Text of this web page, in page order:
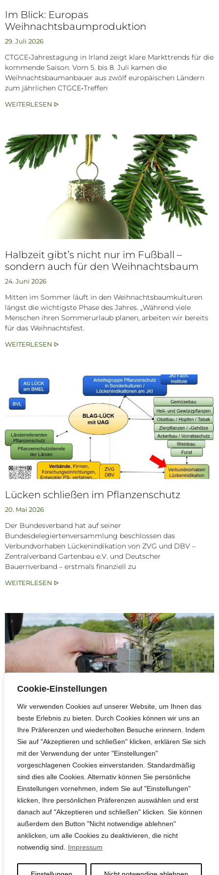
Cookie-Einstellungen
Wir verwenden Cookies auf unserer Website, um Ihnen das
beste Erlebnis zu bieten. Durch Cookies können wir uns an
Ihre Präferenzen und wiederholten Besuche erinnern. Indem
Sie auf "Akzeptieren und schließen" klicken, erklären Sie sich
mit der Verwendung der unter "Einstellungen"
vorgeschlagenen Cookies einverstanden. Standardmäßig
sind dies alle Cookies. Alternativ können Sie persönliche
Einstellungen vornehmen, indem Sie auf "Einstellungen"
klicken, Ihre persönlichen Präferenzen auswählen und erst
danach auf "Akzeptieren und schließen" klicken. Sie können
außerdem den Button "Nicht notwendige ablehnen"
anklicken, um alle Cookies zu deaktivieren, die nicht
notwendig sind.
Impressum
Im Blick: Europas
Weihnachtsbaumproduktion
29. Juli 2026
CTGCE‑Jahrestagung in Irland zeigt klare Markttrends für die
kommende Saison. Vom 5. bis 8. Juli kamen die
Weihnachtsbaumanbauer aus zwölf europäischen Ländern
zum jährlichen CTGCE‑Treffen
WEITERLESEN ᐅ
Halbzeit gibt’s nicht nur im Fußball –
sondern auch für den Weihnachtsbaum
24. Juni 2026
Mitten im Sommer läuft in den Weihnachtsbaumkulturen
längst die wichtigste Phase des Jahres. „Während viele
Menschen ihren Sommerurlaub planen, arbeiten wir bereits
für das Weihnachtsfest.
WEITERLESEN ᐅ
Lücken schließen im Pflanzenschutz
20. Mai 2026
Der Bundesverband hat auf seiner
Bundesdelegiertenversammlung beschlossen das
Verbundvorhaben Lückenindikation von ZVG und DBV –
Zentralverband Gartenbau e.V. und Deutscher
Bauernverband – erstmals finanziell zu
WEITERLESEN ᐅ
Formgebung im Weihnachtsbaumanbau:
Warum Schnitt und Top‑Stoppen
entscheidend sind
18. Mai 2026
Die Qualität eines Weihnachtsbaums entsteht nicht erst zur
Ernte, sondern in den Jahren davor – durch konsequente
Formpflege. Besonders im Anbau von Nordmanntannen
WEITERLESEN ᐅ